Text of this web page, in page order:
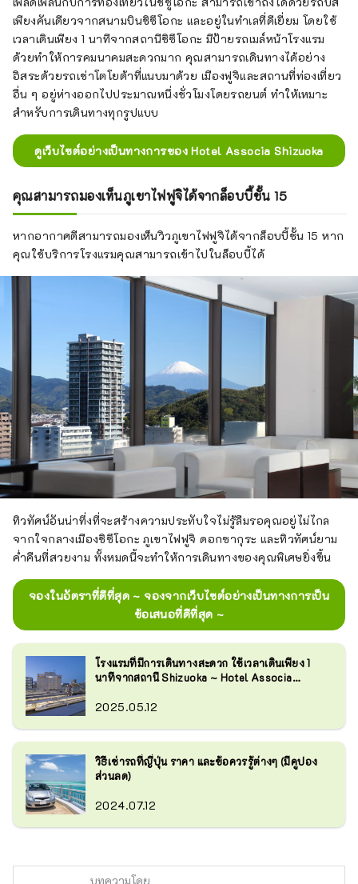
เพียงคันเดียวจากสนามบินชิซึโอกะ และอยู่ในทำเลที่ดีเยี่ยม โดยใช้
เวลาเดินเพียง 1 นาทีจากสถานีชิซึโอกะ มีป้ายรถเมล์หน้าโรงแรม
ด้วยทำให้การคมนาคมสะดวกมาก คุณสามารถเดินทางได้อย่าง
อิสระด้วยรถเช่าโตโยต้าที่แนบมาด้วย เมืองฟูจิและสถานที่ท่องเที่ยว
อื่น ๆ อยู่ห่างออกไปประมาณหนึ่งชั่วโมงโดยรถยนต์ ทำให้เหมาะ
สำหรับการเดินทางทุกรูปแบบ
ดูเว็บไซต์อย่างเป็นทางการของ Hotel Associa Shizuoka
คุณสามารถมองเห็นภูเขาไฟฟูจิได้จากล็อบบี้ชั้น 15
หากอากาศดีสามารถมองเห็นวิวภูเขาไฟฟูจิได้จากล็อบบี้ชั้น 15 หาก
คุณใช้บริการโรงแรมคุณสามารถเข้าไปในล็อบบี้ได้
ทิวทัศน์อันน่าทึ่งที่จะสร้างความประทับใจไม่รู้ลืมรอคุณอยู่ไม่ไกล
จากใจกลางเมืองชิซึโอกะ ภูเขาไฟฟูจิ ดอกซากุระ และทิวทัศน์ยาม
ค่ำคืนที่สวยงาม ทั้งหมดนี้จะทำให้การเดินทางของคุณพิเศษยิ่งขึ้น
จองในอัตราที่ดีที่สุด ~ จองจากเว็บไซต์อย่างเป็นทางการเป็น
ข้อเสนอที่ดีที่สุด ~
โรงแรมที่มีการเดินทางสะดวก ใช้เวลาเดินเพียง 1
นาทีจากสถานี Shizuoka ~ Hotel Associa
2025.05.12
วิธีเช่ารถที่ญี่ปุ่น ราคา และข้อควรรู้ต่างๆ (มีคูปอง
ส่วนลด)
2024.07.12
บทความโดย